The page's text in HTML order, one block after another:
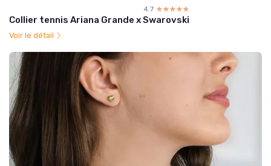
4.7 ☆☆☆☆☆
★★★★★
Collier tennis Ariana Grande x Swarovski
Voir le détail